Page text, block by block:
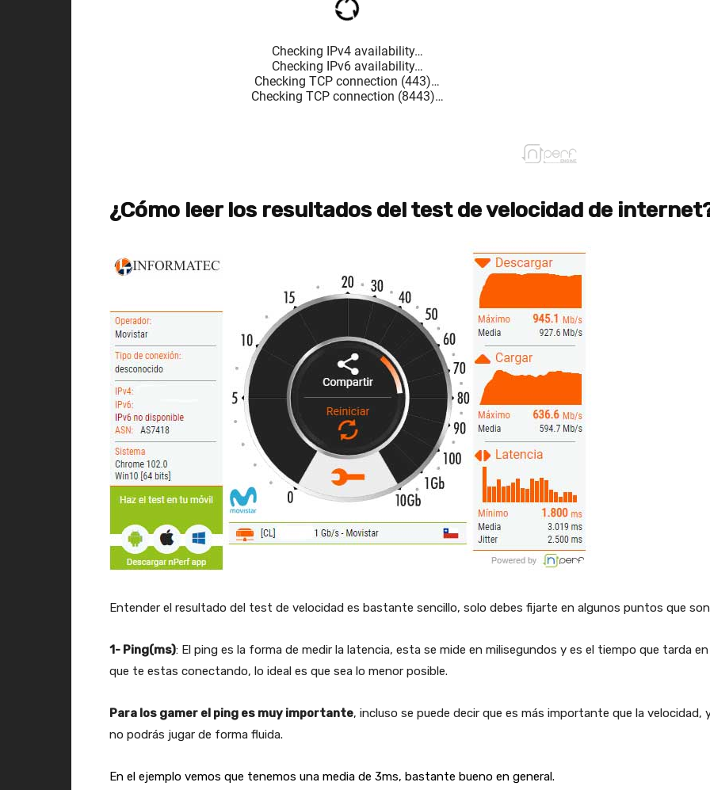
¿Cómo leer los resultados del test de velocidad de
Entender el resultado del test de velocidad es bastante sencillo, solo debes fijarte en algunos puntos que
1- Ping(ms): El ping es la forma de medir la latencia, esta se mide en milisegundos y es el tiempo que tarda
que te estas conectando, lo ideal es que sea lo menor posible.
Para los gamer el ping es muy importante, incluso se puede decir que es más importante que la
no podrás jugar de forma fluida.
En el ejemplo vemos que tenemos una media de 3ms, bastante bueno en general.